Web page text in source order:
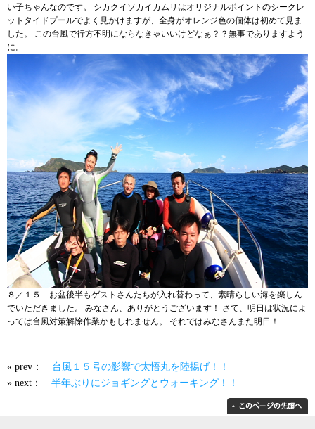
い子ちゃんなのです。 シカクイソカイカムリはオリジナルポイントのシークレ
ットタイドプールでよく見かけますが、全身がオレンジ色の個体は初めて見ま
した。 この台風で行方不明にならなきゃいいけどなぁ？？無事でありますよう
に。
８／１５ お盆後半もゲストさんたちが入れ替わって、素晴らしい海を楽しん
でいただきました。 みなさん、ありがとうございます！ さて、明日は状況によ
っては台風対策解除作業かもしれません。 それではみなさんまた明日！
« prev： 台風１５号の影響で太悟丸を陸揚げ！！
» next： 半年ぶりにジョギングとウォーキング！！